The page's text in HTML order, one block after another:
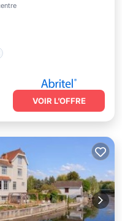
VOIR L’OFFRE